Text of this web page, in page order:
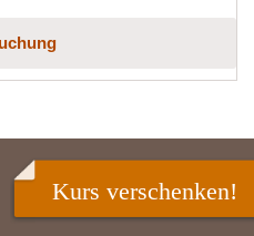
Kurs verschenken!